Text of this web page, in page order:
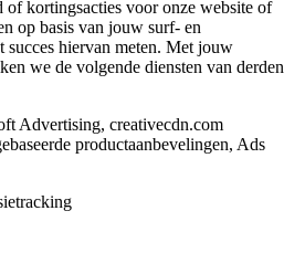
of kortingsacties voor onze website of
op basis van jouw surf- en
succes hiervan meten. Met jouw
we de volgende diensten van derden
Advertising, creativecdn.com
productaanbevelingen, Ads